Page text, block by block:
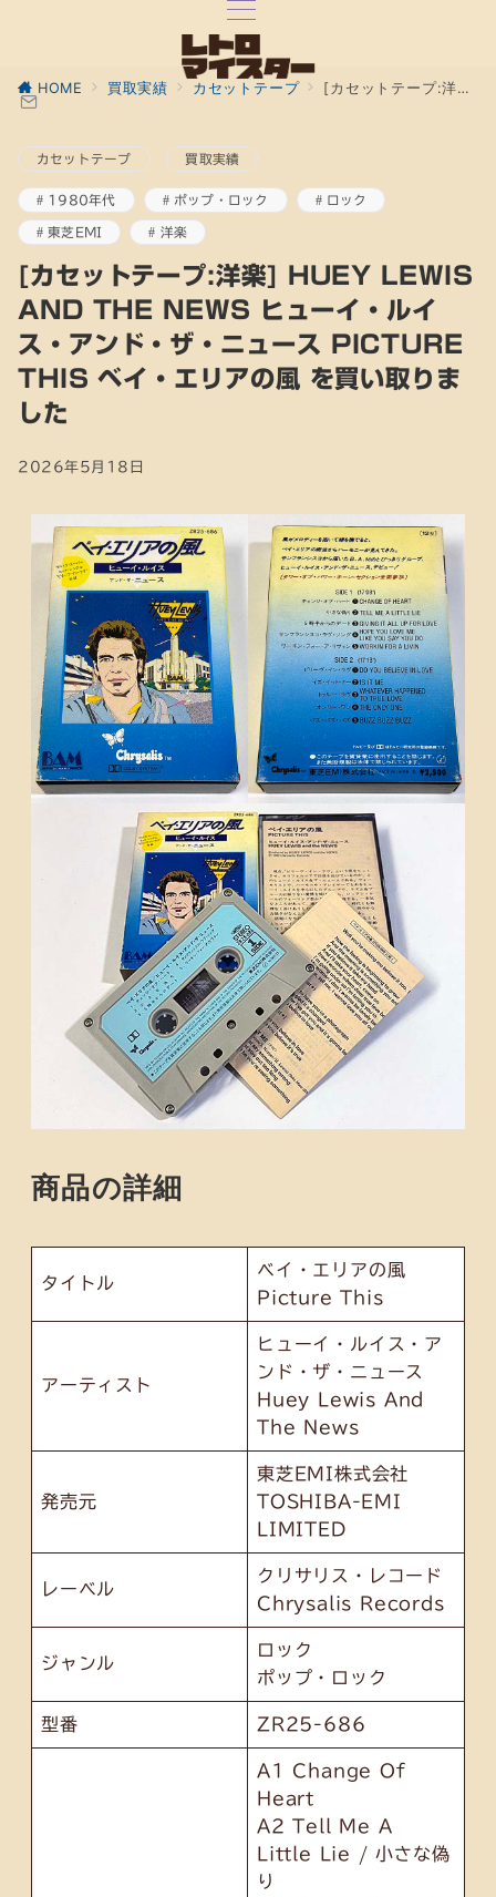
HOME 買取実績 カセットテープ [カセットテープ:洋楽] HUEY LEWIS AND THE NEWS ヒューイ・ルイス・アンド・ザ・ニュース PICTURE THIS ベイ・エリアの風 を買い取りました
カセットテープ 買取実績
1980年代 ポップ・ロック ロック
東芝EMI 洋楽
[カセットテープ:洋楽] HUEY LEWIS
AND THE NEWS ヒューイ・ルイ
ス・アンド・ザ・ニュース PICTURE
THIS ベイ・エリアの風 を買い取りま
した
2026年5月18日
商品の詳細
タイトル
ベイ・エリアの風
Picture This
アーティスト
ヒューイ・ルイス・ア
ンド・ザ・ニュース
Huey Lewis And
The News
発売元
東芝EMI株式会社
TOSHIBA-EMI
LIMITED
レーベル
クリサリス・レコード
Chrysalis Records
ジャンル
ロック
ポップ・ロック
型番 ZR25-686
A1 Change Of
Heart
A2 Tell Me A
Little Lie / 小さな偽
り